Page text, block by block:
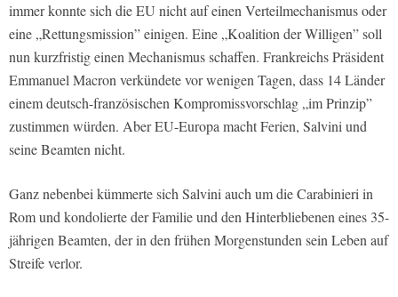
immer konnte sich die EU nicht auf einen Verteilmechanismus oder
eine „Rettungsmission” einigen. Eine „Koalition der Willigen” soll
nun kurzfristig einen Mechanismus schaffen. Frankreichs Präsident
Emmanuel Macron verkündete vor wenigen Tagen, dass 14 Länder
einem deutsch-französischen Kompromissvorschlag „im Prinzip”
zustimmen würden. Aber EU-Europa macht Ferien, Salvini und
seine Beamten nicht.
Ganz nebenbei kümmerte sich Salvini auch um die Carabinieri in
Rom und kondolierte der Familie und den Hinterbliebenen eines 35-
jährigen Beamten, der in den frühen Morgenstunden sein Leben auf
Streife verlor.